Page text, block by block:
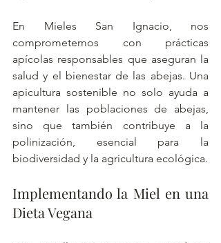
En Mieles San Ignacio, nos
comprometemos con prácticas
apícolas responsables que aseguran la
salud y el bienestar de las abejas. Una
apicultura sostenible no solo ayuda a
mantener las poblaciones de abejas,
sino que también contribuye a la
polinización, esencial para la
biodiversidad y la agricultura ecológica.
Implementando la Miel en una
Dieta Vegana